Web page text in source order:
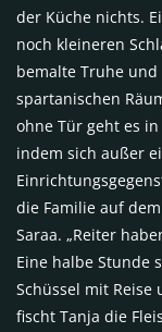
der Küche nichts.
noch kleineren
bemalte Truhe
spartanischen
ohne Tür geht es
indem sich außer
die Familie auf
Saraa. „Reiter
Eine halbe Stunde
Schüssel mit Reise
fischt Tanja die